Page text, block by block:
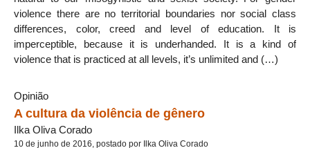
violence there are no territorial boundaries nor social class
differences, color, creed and level of education. It is
imperceptible, because it is underhanded. It is a kind of
violence that is practiced at all levels, it’s unlimited and (…)
Opinião
A cultura da violência de gênero
Ilka Oliva Corado
10 de junho de 2016, postado por Ilka Oliva Corado